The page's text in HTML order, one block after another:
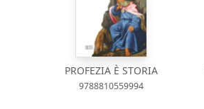
PROFEZIA È STORIA
9788810559994